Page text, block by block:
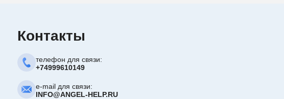
Контакты
телефон для связи:
+74999610149
e-mail для связи:
INFO@ANGEL-HELP.RU